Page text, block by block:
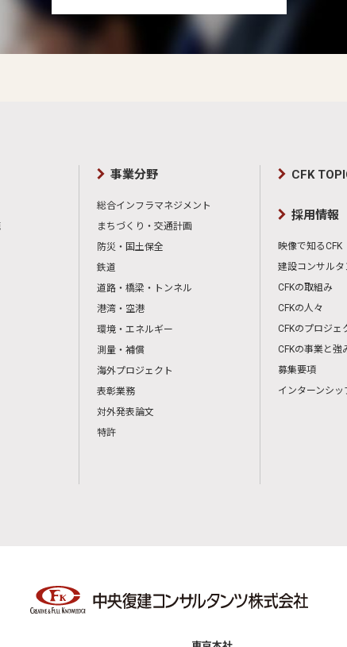
事業分野
総合インフラマネジメント
まちづくり・交通計画
防災・国土保全
鉄道
道路・橋梁・トンネル
港湾・空港
環境・エネルギー
測量・補償
海外プロジェクト
表彰業務
対外発表論文
特許
CFK
採用情報
映像で知るCFK
建設コンサルタ
CFKの取組み
CFKの人々
CFKのプロジェ
CFKの事業と強
募集要項
インターンシッ